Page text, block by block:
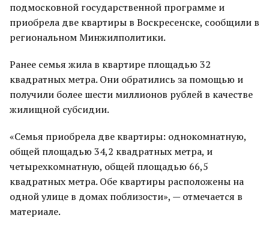
подмосковной государственной программе и
приобрела две квартиры в Воскресенске, сообщили в
региональном Минжилполитики.
Ранее семья жила в квартире площадью 32
квадратных метра. Они обратились за помощью и
получили более шести миллионов рублей в качестве
жилищной субсидии.
«Семья приобрела две квартиры: однокомнатную,
общей площадью 34,2 квадратных метра, и
четырехкомнатную, общей площадью 66,5
квадратных метра. Обе квартиры расположены на
одной улице в домах поблизости», — отмечается в
материале.